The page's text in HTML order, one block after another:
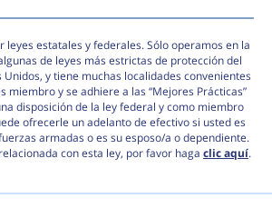
leyes estatales y federales. Sólo operamos en la
de leyes más estrictas de protección del
y tiene muchas localidades convenientes
miembro y se adhiere a las “Mejores Prácticas”
disposición de la ley federal y como miembro
ofrecerle un adelanto de efectivo si usted es
armadas o es su esposo/a o dependiente.
con esta ley, por favor haga clic aquí.